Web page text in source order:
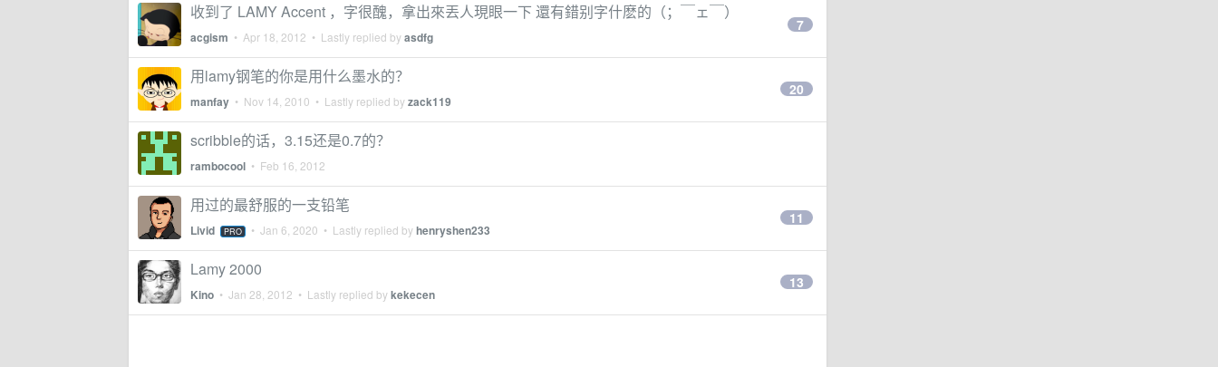
收到了 LAMY Accent ，字很醜，拿出來丟人現眼一下 還有錯别字什麽的（；￣ェ￣）
acgism • Apr 18, 2012 • Lastly replied byasdfg
7
用lamy钢笔的你是用什么墨水的？
manfay • Nov 14, 2010 • Lastly replied byzack119
20
scribble的话，3.15还是0.7的？
rambocool • Feb 16, 2012
用过的最舒服的一支铅笔
Livid PRO • Jan 6, 2020 • Lastly replied byhenryshen233
11
Lamy 2000
Kino • Jan 28, 2012 • Lastly replied bykekecen
13